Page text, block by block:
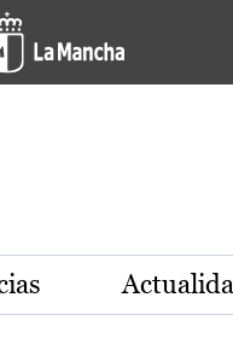
la región